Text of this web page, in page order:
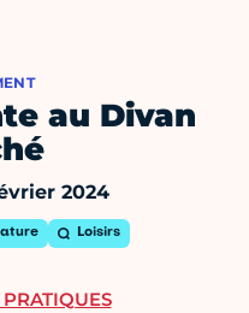
au Divan
2024
Loisirs